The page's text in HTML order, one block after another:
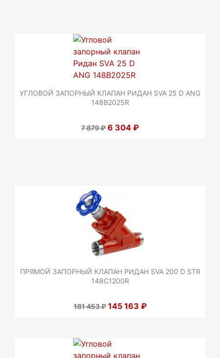
УГЛОВОЙ ЗАПОРНЫЙ КЛАПАН РИДАН SVA 25 D ANG
148B2025R
7 879 ₽ 6 304 ₽
ПРЯМОЙ ЗАПОРНЫЙ КЛАПАН РИДАН SVA 200 D STR
148C1200R
181 453 ₽ 145 163 ₽